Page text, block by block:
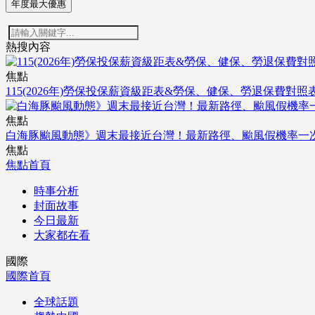
年度最大優惠
熱搜內容
焦點
115(2026年)勞保投保薪資級距表&勞保、健保、勞退保費對照
焦點
白海豚颱風動態》週末最接近台灣！最新路徑、颱風假機率一
焦點
焦點首頁
時事分析
封面故事
今日最新
大家都在看
國際
國際首頁
全球話題